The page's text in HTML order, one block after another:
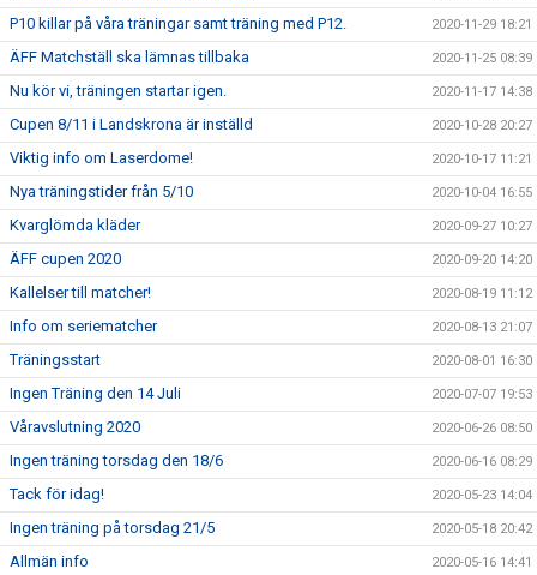
P10 killar på våra träningar samt träning med P12. 2020-11-29 18:21
ÄFF Matchställ ska lämnas tillbaka 2020-11-25 08:39
Nu kör vi, träningen startar igen. 2020-11-17 14:38
Cupen 8/11 i Landskrona är inställd 2020-10-28 20:27
Viktig info om Laserdome! 2020-10-17 11:21
Nya träningstider från 5/10 2020-10-04 16:55
Kvarglömda kläder 2020-09-27 10:27
ÄFF cupen 2020 2020-09-20 14:20
Kallelser till matcher! 2020-08-19 11:12
Info om seriematcher 2020-08-13 21:07
Träningsstart 2020-08-01 16:30
Ingen Träning den 14 Juli 2020-07-07 19:53
Våravslutning 2020 2020-06-26 08:50
Ingen träning torsdag den 18/6 2020-06-16 08:29
Tack för idag! 2020-05-23 14:04
Ingen träning på torsdag 21/5 2020-05-18 20:42
Allmän info 2020-05-16 14:41